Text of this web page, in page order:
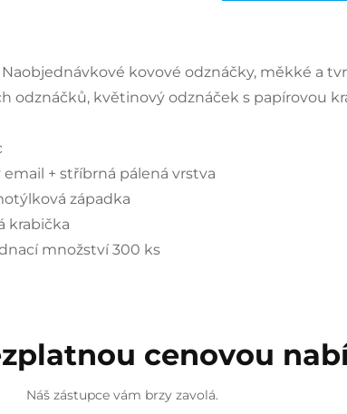
Naobjednávkové kovové odznáčky, měkké a
odznáčků, květinový odznáček s papírovou
+ stříbrná pálená vrstva
západka
krabička
množství 300 ks
cenovou
Náš zástupce vám brzy zavolá.